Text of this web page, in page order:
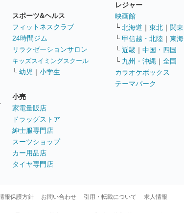
スポーツ&ヘルス
フィットネスクラブ
24時間ジム
リラクゼーションサロン
キッズスイミングスクール
└ 幼児 ｜ 小学生
小売
家電量販店
ドラッグストア
紳士服専門店
スーツショップ
カー用品店
タイヤ専門店
レジャー
映画館
└ 北海道 ｜ 東北 ｜ 関東
└ 甲信越・北陸 ｜ 東海
└ 近畿 ｜ 中国・四国
└ 九州・沖縄 ｜ 全国
カラオケボックス
テーマパーク
報保護方針 お問い合わせ 引用・転載について 求人情報